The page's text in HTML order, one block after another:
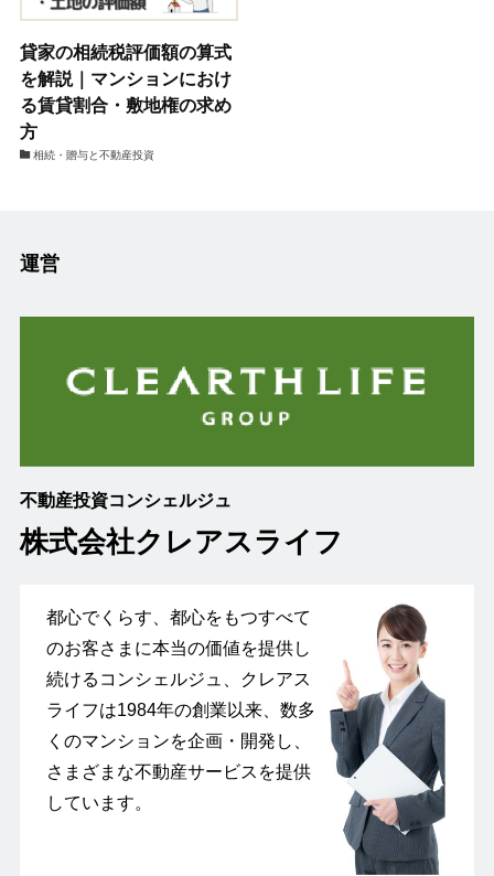
貸家の相続税評価額の算式
を解説｜マンションにおけ
る賃貸割合・敷地権の求め
方
相続・贈与と不動産投資
運営
不動産投資コンシェルジュ
株式会社クレアスライフ
都心でくらす、都心をもつすべて
のお客さまに本当の価値を提供し
続けるコンシェルジュ、クレアス
ライフは1984年の創業以来、数多
くのマンションを企画・開発し、
さまざまな不動産サービスを提供
しています。